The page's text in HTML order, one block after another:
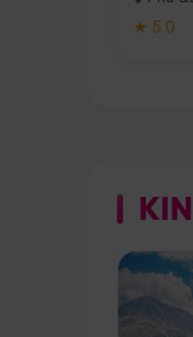
★ 5.0